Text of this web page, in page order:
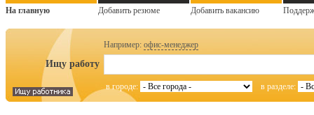
На главную Добавить резюме Добавить вакансию
Например: офис-менеджер
Ищу работу
в городе: в разделе: